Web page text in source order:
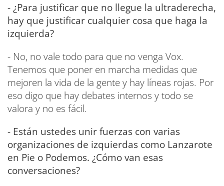
- ¿Para justificar que no llegue la ultraderecha,
hay que justificar cualquier cosa que haga la
izquierda?
- No, no vale todo para que no venga Vox.
Tenemos que poner en marcha medidas que
mejoren la vida de la gente y hay líneas rojas. Por
eso digo que hay debates internos y todo se
valora y no es fácil.
- Están ustedes unir fuerzas con varias
organizaciones de izquierdas como Lanzarote
en Pie o Podemos. ¿Cómo van esas
conversaciones?